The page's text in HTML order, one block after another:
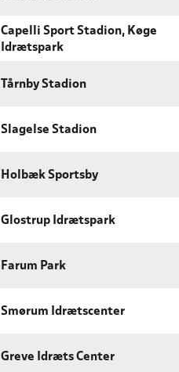
Capelli Sport Stadion, Køge
Idrætspark
Tårnby Stadion
Slagelse Stadion
Holbæk Sportsby
Glostrup Idrætspark
Farum Park
Smørum Idrætscenter
Greve Idræts Center